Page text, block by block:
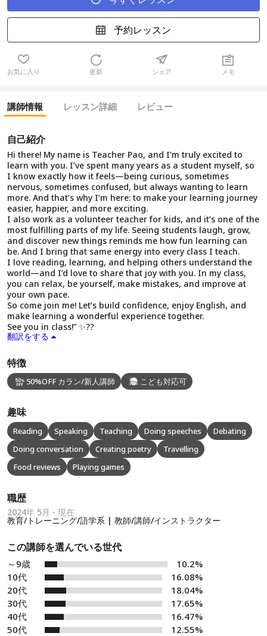
予約レッスン
お気に入り 更新 シェア メモ
講師情報 レッスン詳細 レビュー
自己紹介
Hi there! My name is Teacher Pao, and I’m truly excited to
learn with you. I’ve spent many years as a student myself, so
I know exactly how it feels—being curious, sometimes
nervous, sometimes confused, but always wanting to learn
more. And that’s why I’m here: to make your learning journey
easier, happier, and more exciting.
I also work as a volunteer teacher for kids, and it’s one of the
most fulfilling parts of my life. Seeing students laugh, grow,
and discover new things reminds me how fun learning can
be. And I bring that same energy into every class I teach.
I love reading, learning, and helping others understand the
world—and I’d love to share that joy with you. In my class,
you can relax, be yourself, make mistakes, and improve at
your own pace.
So come join me! Let’s build confidence, enjoy English, and
make learning a wonderful experience together.
See you in class!” ✨??
翻訳をする
特徴
50%OFF カラン/新人講師 こども対応可
趣味
Reading Speaking Teaching Doing speeches
Debating
Doing conversation
Creating poetry
Travelling
Food reviews
Playing games
職歴
2024年 5月 - 現在
教育/トレーニング/語学系 | 教師/講師/インストラクター
この講師を選んでいる世代
～9歳
10.2%
10代
16.08%
20代
18.04%
30代
17.65%
40代
16.47%
50代
12.55%